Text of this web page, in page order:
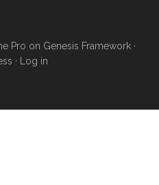
Pro on Genesis Framework·
· Log in